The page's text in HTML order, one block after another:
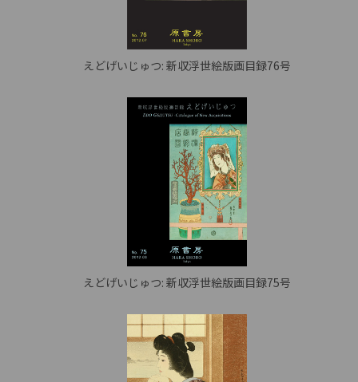
えどげいじゅつ: 新収浮世絵版画目録76号
えどげいじゅつ: 新収浮世絵版画目録75号